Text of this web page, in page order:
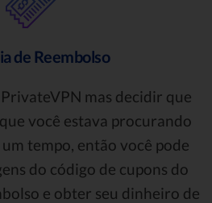
de Reembolso
mas decidir que
você estava procurando
tempo, então você pode
do código de cupons do
e obter seu dinheiro de